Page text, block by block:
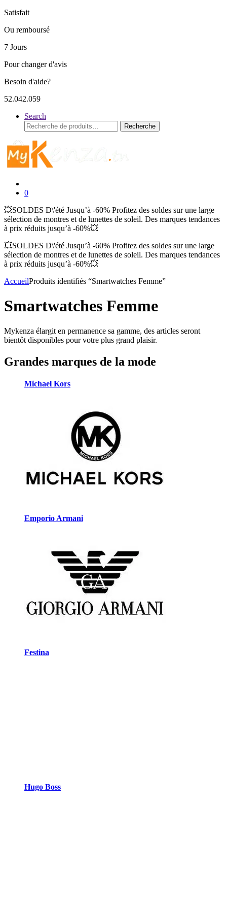
Satisfait
Ou remboursé
7 Jours
Pour changer d'avis
Besoin d'aide?
52.042.059
Search
Recherche
pour :
Recherche
0
💥SOLDES D\'été Jusqu’à -60% Profitez des soldes sur une large
sélection de montres et de lunettes de soleil. Des marques tendances
à prix réduits jusqu’à -60%💥
💥SOLDES D\'été Jusqu’à -60% Profitez des soldes sur une large
sélection de montres et de lunettes de soleil. Des marques tendances
à prix réduits jusqu’à -60%💥
AccueilProduits identifiés “Smartwatches Femme”
Smartwatches Femme
Mykenza élargit en permanence sa gamme, des articles seront
bientôt disponibles pour votre plus grand plaisir.
Grandes marques de la mode
Michael Kors
Emporio Armani
Festina
Hugo Boss